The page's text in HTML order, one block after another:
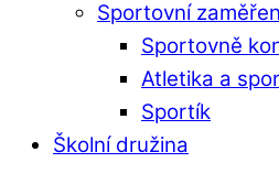
Sportovní
Sportovně
Atletika a
Sportík
Školní družina